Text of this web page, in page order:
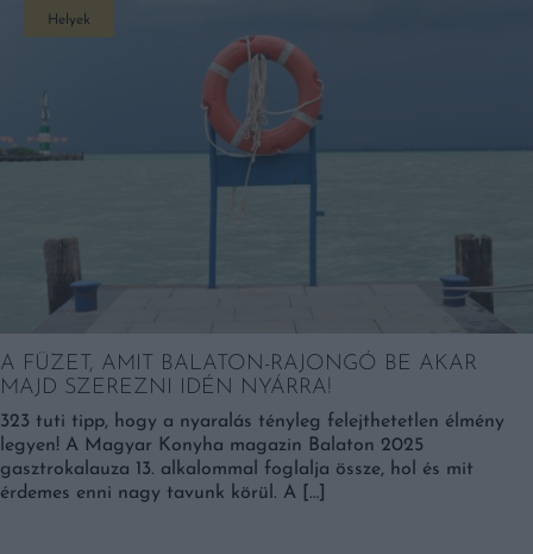
Helyek
A FÜZET, AMIT BALATON-RAJONGÓ BE AKAR
MAJD SZEREZNI IDÉN NYÁRRA!
323 tuti tipp, hogy a nyaralás tényleg felejthetetlen élmény
legyen! A Magyar Konyha magazin Balaton 2025
gasztrokalauza 13. alkalommal foglalja össze, hol és mit
érdemes enni nagy tavunk körül. A […]